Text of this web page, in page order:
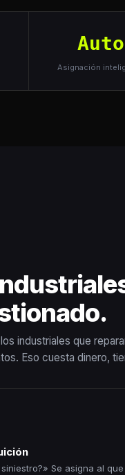
Auto
Asignación
industriales que
Eso cuesta dinero,
Se asigna al